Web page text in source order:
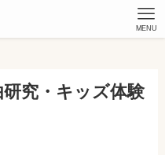
MENU
研究・キッズ体験